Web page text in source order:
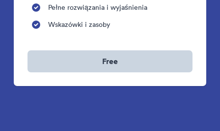
Pełne rozwiązania i wyjaśnienia
Wskazówki i zasoby
Free